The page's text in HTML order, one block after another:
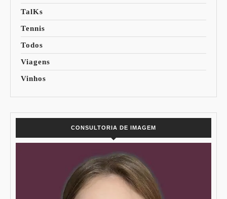
TalKs
Tennis
Todos
Viagens
Vinhos
CONSULTORIA DE IMAGEM